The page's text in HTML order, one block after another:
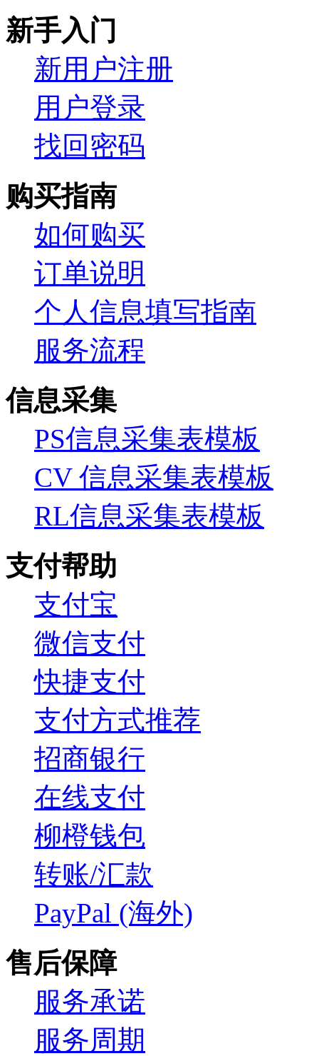
新手入门
新用户注册
用户登录
找回密码
购买指南
如何购买
订单说明
个人信息填写指南
服务流程
信息采集
PS信息采集表模板
CV 信息采集表模板
RL信息采集表模板
支付帮助
支付宝
微信支付
快捷支付
支付方式推荐
招商银行
在线支付
柳橙钱包
转账/汇款
PayPal (海外)
售后保障
服务承诺
服务周期